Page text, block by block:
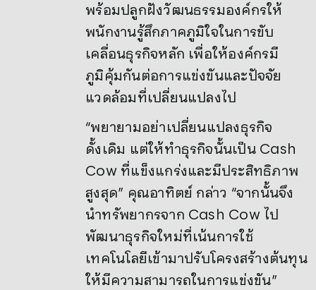
พร้อมปลูกฝังวัฒนธรรมองค์กรให้
พนักงานรู้สึกภาคภูมิใจในการขับ
เคลื่อนธุรกิจหลัก เพื่อให้องค์กรมี
ภูมิคุ้มกันต่อการแข่งขันและปัจจัย
แวดล้อมที่เปลี่ยนแปลงไป
“พยายามอย่าเปลี่ยนแปลงธุรกิจ
ดั้งเดิม แต่ให้ทำธุรกิจนั้นเป็น Cash
Cow ที่แข็งแกร่งและมีประสิทธิภาพ
สูงสุด” คุณอาทิตย์ กล่าว “จากนั้นจึง
นำทรัพยากรจาก Cash Cow ไป
พัฒนาธุรกิจใหม่ที่เน้นการใช้
เทคโนโลยีเข้ามาปรับโครงสร้างต้นทุน
ให้มีความสามารถในการแข่งขัน”